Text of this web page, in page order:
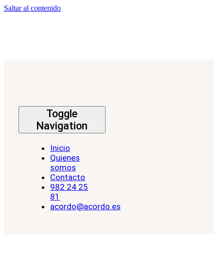
Saltar al contenido
Toggle
Navigation
Inicio
Quienes
somos
Contacto
982 24 25
81
acordo@acordo.es